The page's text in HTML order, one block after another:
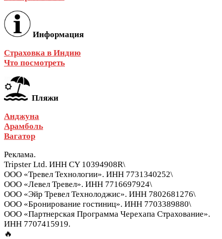
Информация
Страховка в Индию
Что посмотреть
Пляжи
Анджуна
Арамболь
Вагатор
Реклама.
Tripster Ltd. ИНН CY 10394908R\
ООО «Тревел Технологии». ИНН 7731340252\
ООО «Левел Тревел». ИНН 7716697924\
ООО «Эйр Тревел Технолоджис». ИНН 7802681276\
ООО «Бронирование гостиниц». ИНН 7703389880\
ООО «Партнерская Программа Черехапа Страхование».
ИНН 7707415919.
🔥